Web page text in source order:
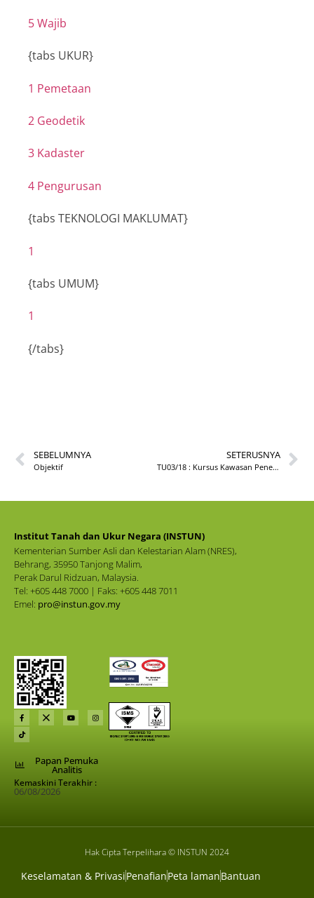
5 Wajib
{tabs UKUR}
1 Pemetaan
2 Geodetik
3 Kadaster
4 Pengurusan
{tabs TEKNOLOGI MAKLUMAT}
1
{tabs UMUM}
1
{/tabs}
SEBELUMNYA
Objektif
SETERUSNYA
TU03/18 : Kursus Kawasan Penempatan Berkelompok Di Bawah Akta Tanah (Kawasan Penempatan Berkelompok) 1960 Bilangan 1
Institut Tanah dan Ukur Negara (INSTUN)
Kementerian Sumber Asli dan Kelestarian Alam (NRES),
Behrang, 35950 Tanjong Malim,
Perak Darul Ridzuan, Malaysia.
Tel: +605 448 7000 | Faks: +605 448 7011
Emel: pro@instun.gov.my
Papan Pemuka
Analitis
Kemaskini Terakhir :
06/08/2026
Hak Cipta Terpelihara © INSTUN 2024
Keselamatan & PrivasiPenafianPeta lamanBantuan